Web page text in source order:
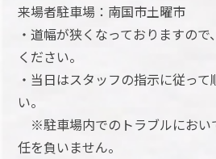
来場者駐車場：南国市土曜市
・道幅が狭くなっておりますの
ください。
・当日はスタッフの指示に従っ
い。
※駐車場内でのトラブルにおい
任を負いません。